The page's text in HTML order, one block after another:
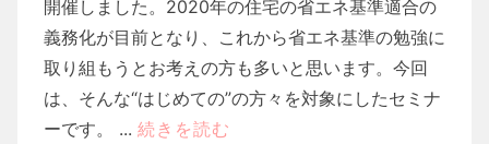
開催しました。2020年の住宅の省エネ基準適合の
義務化が目前となり、これから省エネ基準の勉強に
取り組もうとお考えの方も多いと思います。今回
は、そんな“はじめての”の方々を対象にしたセミナ
ーです。 ... 続きを読む